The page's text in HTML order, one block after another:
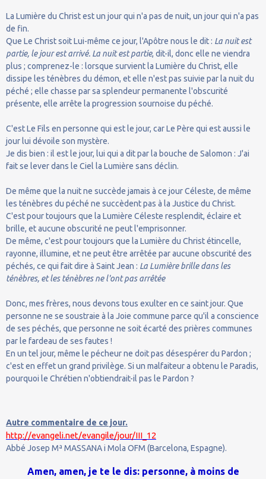
La Lumière du Christ est un jour qui n'a pas de nuit, un jour qui n'a pas
de fin.
Que Le Christ soit Lui-même ce jour, l'Apôtre nous le dit : La nuit est
partie, le jour est arrivé. La nuit est partie, dit-il, donc elle ne viendra
plus ; comprenez-le : lorsque survient la Lumière du Christ, elle
dissipe les ténèbres du démon, et elle n'est pas suivie par la nuit du
péché ; elle chasse par sa splendeur permanente l'obscurité
présente, elle arrête la progression sournoise du péché.
C'est Le Fils en personne qui est le jour, car Le Père qui est aussi le
jour lui dévoile son mystère.
Je dis bien : il est le jour, lui qui a dit par la bouche de Salomon : J'ai
fait se lever dans le Ciel la Lumière sans déclin.
De même que la nuit ne succède jamais à ce jour Céleste, de même
les ténèbres du péché ne succèdent pas à la Justice du Christ.
C'est pour toujours que la Lumière Céleste resplendit, éclaire et
brille, et aucune obscurité ne peut l'emprisonner.
De même, c'est pour toujours que la Lumière du Christ étincelle,
rayonne, illumine, et ne peut être arrêtée par aucune obscurité des
péchés, ce qui fait dire à Saint Jean : La Lumière brille dans les
ténèbres, et les ténèbres ne l'ont pas arrêtée
Donc, mes frères, nous devons tous exulter en ce saint jour. Que
personne ne se soustraie à la Joie commune parce qu'il a conscience
de ses péchés, que personne ne soit écarté des prières communes
par le fardeau de ses fautes !
En un tel jour, même le pécheur ne doit pas désespérer du Pardon ;
c'est en effet un grand privilège. Si un malfaiteur a obtenu le Paradis,
pourquoi le Chrétien n'obtiendrait-il pas le Pardon ?
Autre commentaire de ce jour.
http://evangeli.net/evangile/jour/III_12
Abbé Josep Mª MASSANA i Mola OFM (Barcelona, Espagne).
Amen, amen, je te le dis: personne, à moins de